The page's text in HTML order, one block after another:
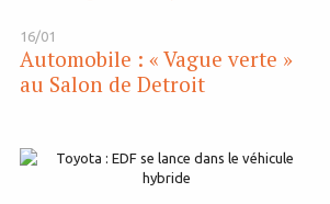
16/01
Automobile : « Vague verte »
au Salon de Detroit